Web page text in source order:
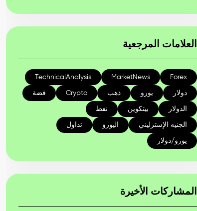
العلامات المرجعية
Forex
MarketNews
TechnicalAnalysis
دولار يورو ذهب Crypto فضة
الدولار بيتكوين نفط
الجنيه الإسترليني اليورو تداول
يورو/دولار
المشاركات الأخيرة